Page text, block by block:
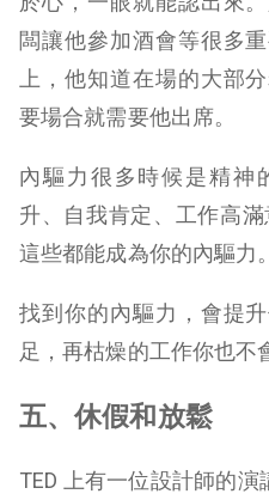
闆讓他參加酒會等很多
上，他知道在場的大部
要場合就需要他出席。
內驅力很多時候是精神
升、自我肯定、工作高
這些都能成為你的內驅力。
找到你的內驅力，會提
足，再枯燥的工作你也不
五、休假和放鬆
TED 上有一位設計師的